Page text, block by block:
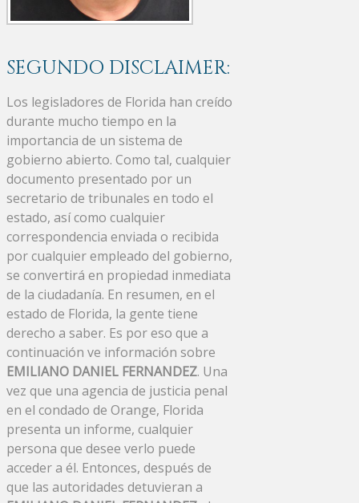
SEGUNDO DISCLAIMER:
Los legisladores de Florida han creído
durante mucho tiempo en la
importancia de un sistema de
gobierno abierto. Como tal, cualquier
documento presentado por un
secretario de tribunales en todo el
estado, así como cualquier
correspondencia enviada o recibida
por cualquier empleado del gobierno,
se convertirá en propiedad inmediata
de la ciudadanía. En resumen, en el
estado de Florida, la gente tiene
derecho a saber. Es por eso que a
continuación ve información sobre
EMILIANO DANIEL FERNANDEZ. Una
vez que una agencia de justicia penal
en el condado de Orange, Florida
presenta un informe, cualquier
persona que desee verlo puede
acceder a él. Entonces, después de
que las autoridades detuvieran a